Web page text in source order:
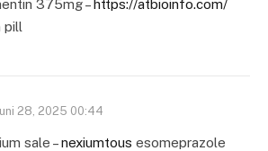
375mg –https://atbioinfo.com/
pill
28, 2025 00:44
sale –nexiumtous esomeprazole